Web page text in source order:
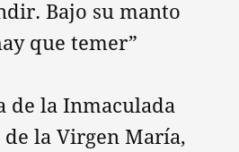
Bajo su manto
que temer”
de la Inmaculada
de la Virgen María,